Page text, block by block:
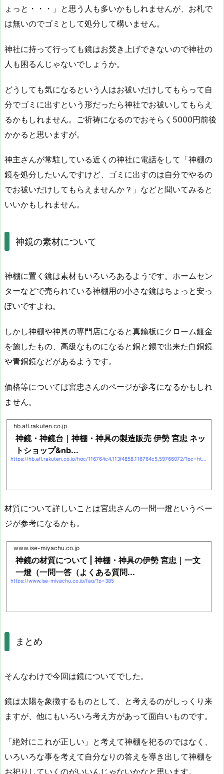
ょっと・・・」と思う人も多いかもしれませんが、お札で
は無いのでゴミとして処分して構いません。
神社に持って行っても鏡はお焚き上げできないので神社の
人も困るんじゃないでしょうか。
どうしても気になるという人はお祓いだけしてもらって自
分でゴミに出すという形だったら神社でお祓いしてもらえ
るかもしれません。ご祈祷になるのでおそらく5000円前後
かかると思いますが。
神主さんが常駐している近くの神社に電話をして「神棚の
鏡を処分したいんですけど、ゴミに出すのは自分でやるの
でお祓いだけしてもらえませんか？」などと聞いてみると
いいかもしれません。
神鏡の素材について
神棚に置く鏡は素材もいろいろあるようです。ホームセン
ターなどで売られている神棚用の小さな鏡はちょっと安っ
ぽいですよね。
しかし神棚や神具の専門店になると真鍮板にクローム鍍金
を施したもの、高級なものになると銅と錫で出来た白銅鏡
や青銅鏡などがあるようです。
価格等については宮忠さんのページが参考になるかもしれ
ません。
hb.afl.rakuten.co.jp
神鏡・神鏡台｜神棚・神具の製造販売 伊勢 宮忠 ネッ
トショップ&nb...
https://hb.afl.rakuten.co.jp/hgc/116764c4.113f4858.116764c5.59766072/?pc=https://www.rakuten.ne.jp/gold/miyachu/item/menu-kagami.htm&#038;m=https://www.rakuten.ne.jp/gold/miyachu/item/menu-kagami.htm
材質について詳しいことは宮忠さんの一問一燈というペー
ジが参考になるかも。
www.ise-miyachu.co.jp
神鏡の材質について | 神棚・神具の伊勢 宮忠｜一文
一燈（一問一答（よくある質問...
https://www.ise-miyachu.co.jp/faq/?p=385
まとめ
そんなわけで今回は鏡についてでした。
鏡は太陽を象徴するものとして、と考えるのがしっくり来
ますが、他にもいろいろ考え方があって面白いものです。
「絶対にこれが正しい」と考えて神棚を祀るのではなく、
いろいろな事を考えて自分なりの答えを導き出して神棚を
お祀りしていくのがいいんじゃないかなと思います。